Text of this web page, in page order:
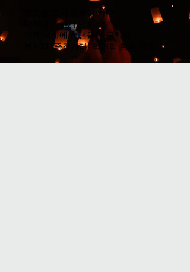
​옛것을 고쳐 새로이 하다!
디자인 간판의 변화,
전통 시장에 청년들이 뭉치다!
​볼거리+즐길거리+먹거리 완벽 해결